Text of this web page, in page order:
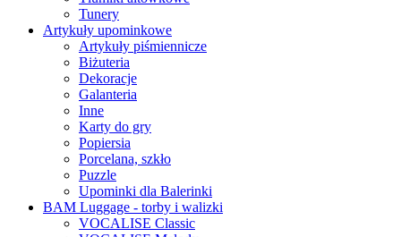
Tunery
Artykuły upominkowe
Artykuły piśmiennicze
Biżuteria
Dekoracje
Galanteria
Inne
Karty do gry
Popiersia
Porcelana, szkło
Puzzle
Upominki dla Balerinki
BAM Luggage - torby i walizki
VOCALISE Classic